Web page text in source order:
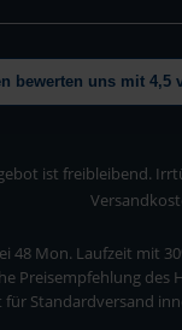
bewerten uns mit 4,5
ist freibleibend.
48 Mon. Laufzeit mit
Preisempfehlung des
für Standardversand